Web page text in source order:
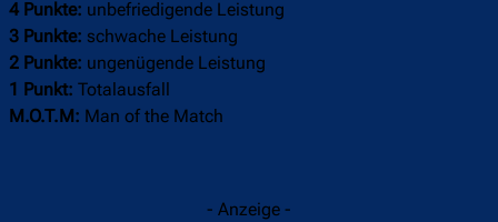
4 Punkte: unbefriedigende Leistung
3 Punkte: schwache Leistung
2 Punkte: ungenügende Leistung
1 Punkt: Totalausfall
M.O.T.M: Man of the Match
- Anzeige -